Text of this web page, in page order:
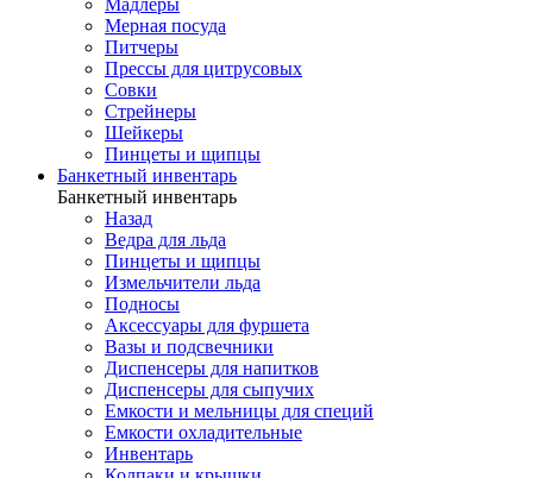
Мадлеры
Мерная посуда
Питчеры
Прессы для цитрусовых
Совки
Стрейнеры
Шейкеры
Пинцеты и щипцы
Банкетный инвентарь
Банкетный инвентарь
Назад
Ведра для льда
Пинцеты и щипцы
Измельчители льда
Подносы
Аксессуары для фуршета
Вазы и подсвечники
Диспенсеры для напитков
Диспенсеры для сыпучих
Емкости и мельницы для специй
Емкости охладительные
Инвентарь